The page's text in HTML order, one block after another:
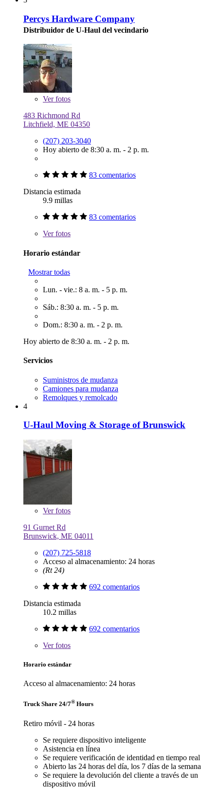
Percys Hardware Company
Distribuidor de U-Haul del vecindario
Verfotos
483 Richmond Rd
Litchfield, ME 04350
(207) 203-3040
Hoy abierto de 8:30 a. m. - 2 p. m.
83 comentarios
Distancia estimada
9.9 millas
83 comentarios
Verfotos
Horario estándar
Mostrar todas
Lun. - vie.: 8 a. m. - 5 p. m.
Sáb.: 8:30 a. m. - 5 p. m.
Dom.: 8:30 a. m. - 2 p. m.
Hoy abierto de 8:30 a. m. - 2 p. m.
Servicios
Suministros de mudanza
Camiones para mudanza
Remolques y remolcado
4
U-Haul Moving & Storage of Brunswick
Verfotos
91 Gurnet Rd
Brunswick, ME 04011
(207) 725-5818
Acceso al almacenamiento: 24 horas
(Rt 24)
692 comentarios
Distancia estimada
10.2 millas
692 comentarios
Verfotos
Horario estándar
Acceso al almacenamiento: 24 horas
Truck Share 24/7® Hours
Retiro móvil - 24 horas
Se requiere dispositivo inteligente
Asistencia en línea
Se requiere verificación de identidad en tiempo real
Abierto las 24 horas del día, los 7 días de la semana
Se requiere la devolución del cliente a través de un
dispositivo móvil